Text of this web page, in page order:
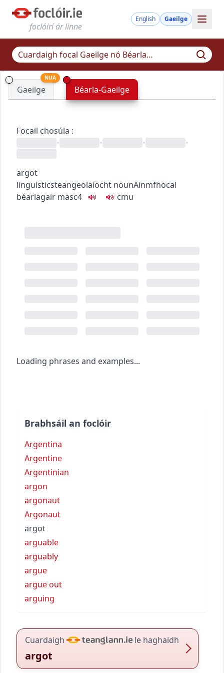
foclóirí ár linne
English Gaeilge
Gaeilge
NUA
Béarla-Gaeilge
Focail chosúla :
•
• • •
argot
linguisticsteangeolaíocht nounAinmfhocal
béarlagair masc4 cmu
Loading phrases and examples...
Brabhsáil an foclóir
Argentina
Argentine
Argentinian
argon
argonaut
Argonaut
argot
arguable
arguably
argue
argue out
arguing
Cuardaigh le haghaidh
argot